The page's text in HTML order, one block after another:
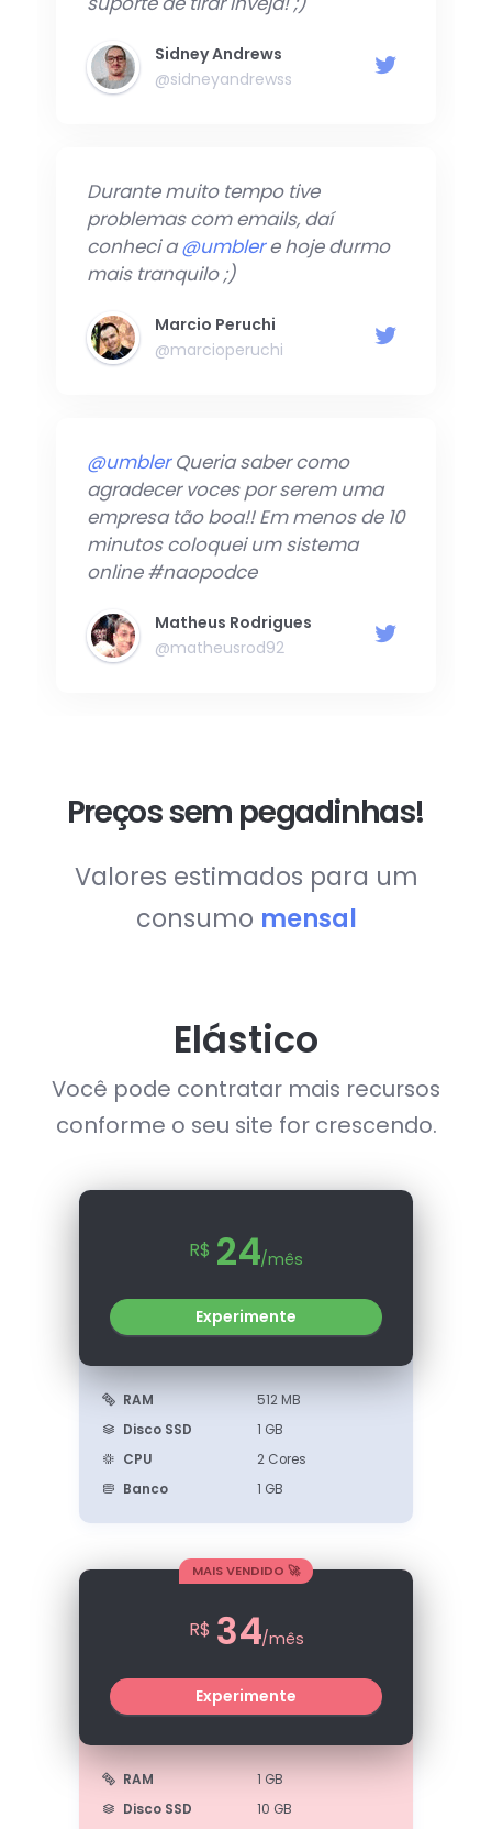
@caiofabioa
meus serviços de servidores
alocados fora do Brasil. Obrigado
@umbler, você são F#@&!
@leonardomoreira
fácil, agora não sei a quem dou
graças pela facilidade rsrs.
Trans de programa
@jelielmendes
Preços sem pegadinhas!
Valores estimados para um
consumo mensal
Elástico
Você pode contratar mais recursos
conforme o seu site for crescendo.
R$ 24/mês
Experimente
RAM
512 MB
Disco SSD
1 GB
CPU
2 Cores
Banco
1 GB
MAIS VENDIDO 🚀
R$ 34/mês
Experimente
RAM
1 GB
Disco SSD
10 GB